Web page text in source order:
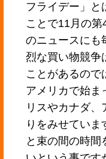
フライデー」と
ことで11月の
のニュースにも
烈な買い物競争
ことがあるので
アメリカで始ま
リスやカナダ
りをみせてい
と束の間の時間